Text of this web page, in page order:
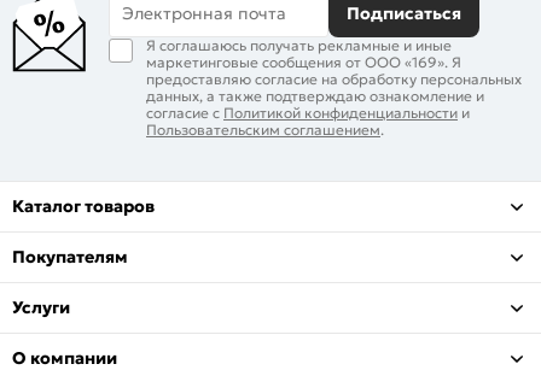
Электронная почта Подписаться
Я соглашаюсь получать рекламные и иные
маркетинговые сообщения от ООО «169». Я
предоставляю согласие на обработку персональных
данных, а также подтверждаю ознакомление и
согласие с Политикой конфиденциальности и
Пользовательским соглашением.
Каталог товаров
Покупателям
Услуги
О компании